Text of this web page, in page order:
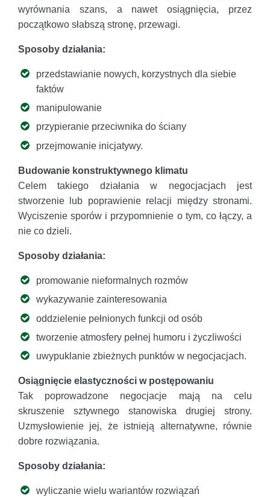
wyrównania szans, a nawet osiągnięcia, przez
początkowo słabszą stronę, przewagi.
Sposoby działania:
przedstawianie nowych, korzystnych dla siebie
faktów
manipulowanie
przypieranie przeciwnika do ściany
przejmowanie inicjatywy.
Budowanie konstruktywnego klimatu
Celem takiego działania w negocjacjach jest
stworzenie lub poprawienie relacji między stronami.
Wyciszenie sporów i przypomnienie o tym, co łączy, a
nie co dzieli.
Sposoby działania:
promowanie nieformalnych rozmów
wykazywanie zainteresowania
oddzielenie pełnionych funkcji od osób
tworzenie atmosfery pełnej humoru i życzliwości
uwypuklanie zbieżnych punktów w negocjacjach.
Osiągnięcie elastyczności w postępowaniu
Tak poprowadzone negocjacje mają na celu
skruszenie sztywnego stanowiska drugiej strony.
Uzmysłowienie jej, że istnieją alternatywne, równie
dobre rozwiązania.
Sposoby działania:
wyliczanie wielu wariantów rozwiązań